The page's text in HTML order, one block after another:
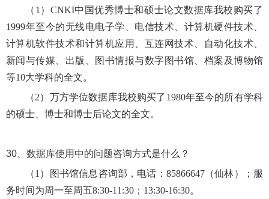
（ 1）CNKI中国优秀博士和硕士论文数据库我校购买了
1999年至今的无线电电子学、电信技术、计算机硬件技术、
计算机软件技术和计算机应用、互连网技术、自动化技术、
新闻与传媒、出版、图书情报与数字图书馆、档案及博物馆
等10大学科的全文。
（2）万方学位数据库我校购买了1980年至今的所有学科
的硕士、博士和博士后论文的全文。
30、 数据库使用中的问题咨询方式是什么？
（1）图书馆信息咨询部，电话：85866647（仙林）； 服
务时间为周一至周五8:30-11:30；13:30-16:30。